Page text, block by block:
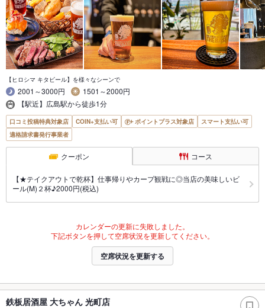
【ヒロシマ キタビール】を様々なシーンで
2001～3000円
1501～2000円
【駅近】広島駅から徒歩1分
口コミ投稿特典対象店 COIN+支払い可 ポイントプラス対象店
スマート支払い可
適格請求書発行事業者
クーポン コース
【★テイクアウトで乾杯】仕事帰りやカープ観戦に◎当店の美味しいビ
ール(M)２杯♪2000円(税込)
カレンダーの更新に失敗しました。
下記ボタンを押して空席状況を更新してください。
空席状況を更新する
鉄板居酒屋 大ちゃん 光町店